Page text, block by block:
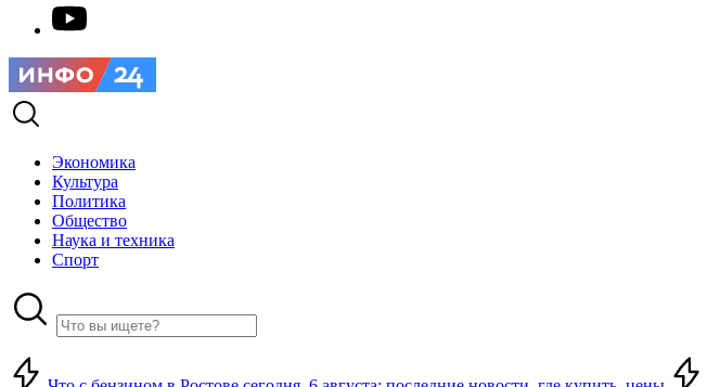
Экономика
Культура
Политика
Общество
Наука и техника
Спорт